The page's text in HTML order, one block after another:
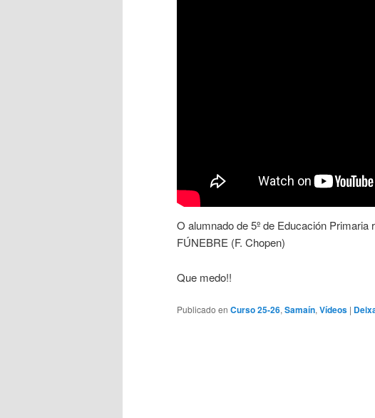
O alumnado de 5º de Educación
FÚNEBRE (F. Chopen)
Que medo!!
Publicado en Curso 25-26, Samaín, Vídeos |